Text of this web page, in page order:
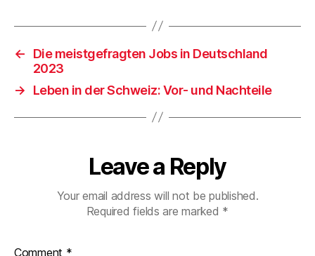
)
←
Die meistgefragten Jobs in Deutschland
2023
→
Leben in der Schweiz: Vor- und Nachteile
Leave a Reply
Your email address will not be published.
Required fields are marked *
Comment *